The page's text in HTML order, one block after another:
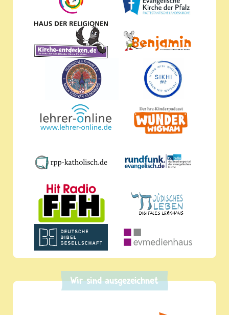
Wir sind ausgezeichnet